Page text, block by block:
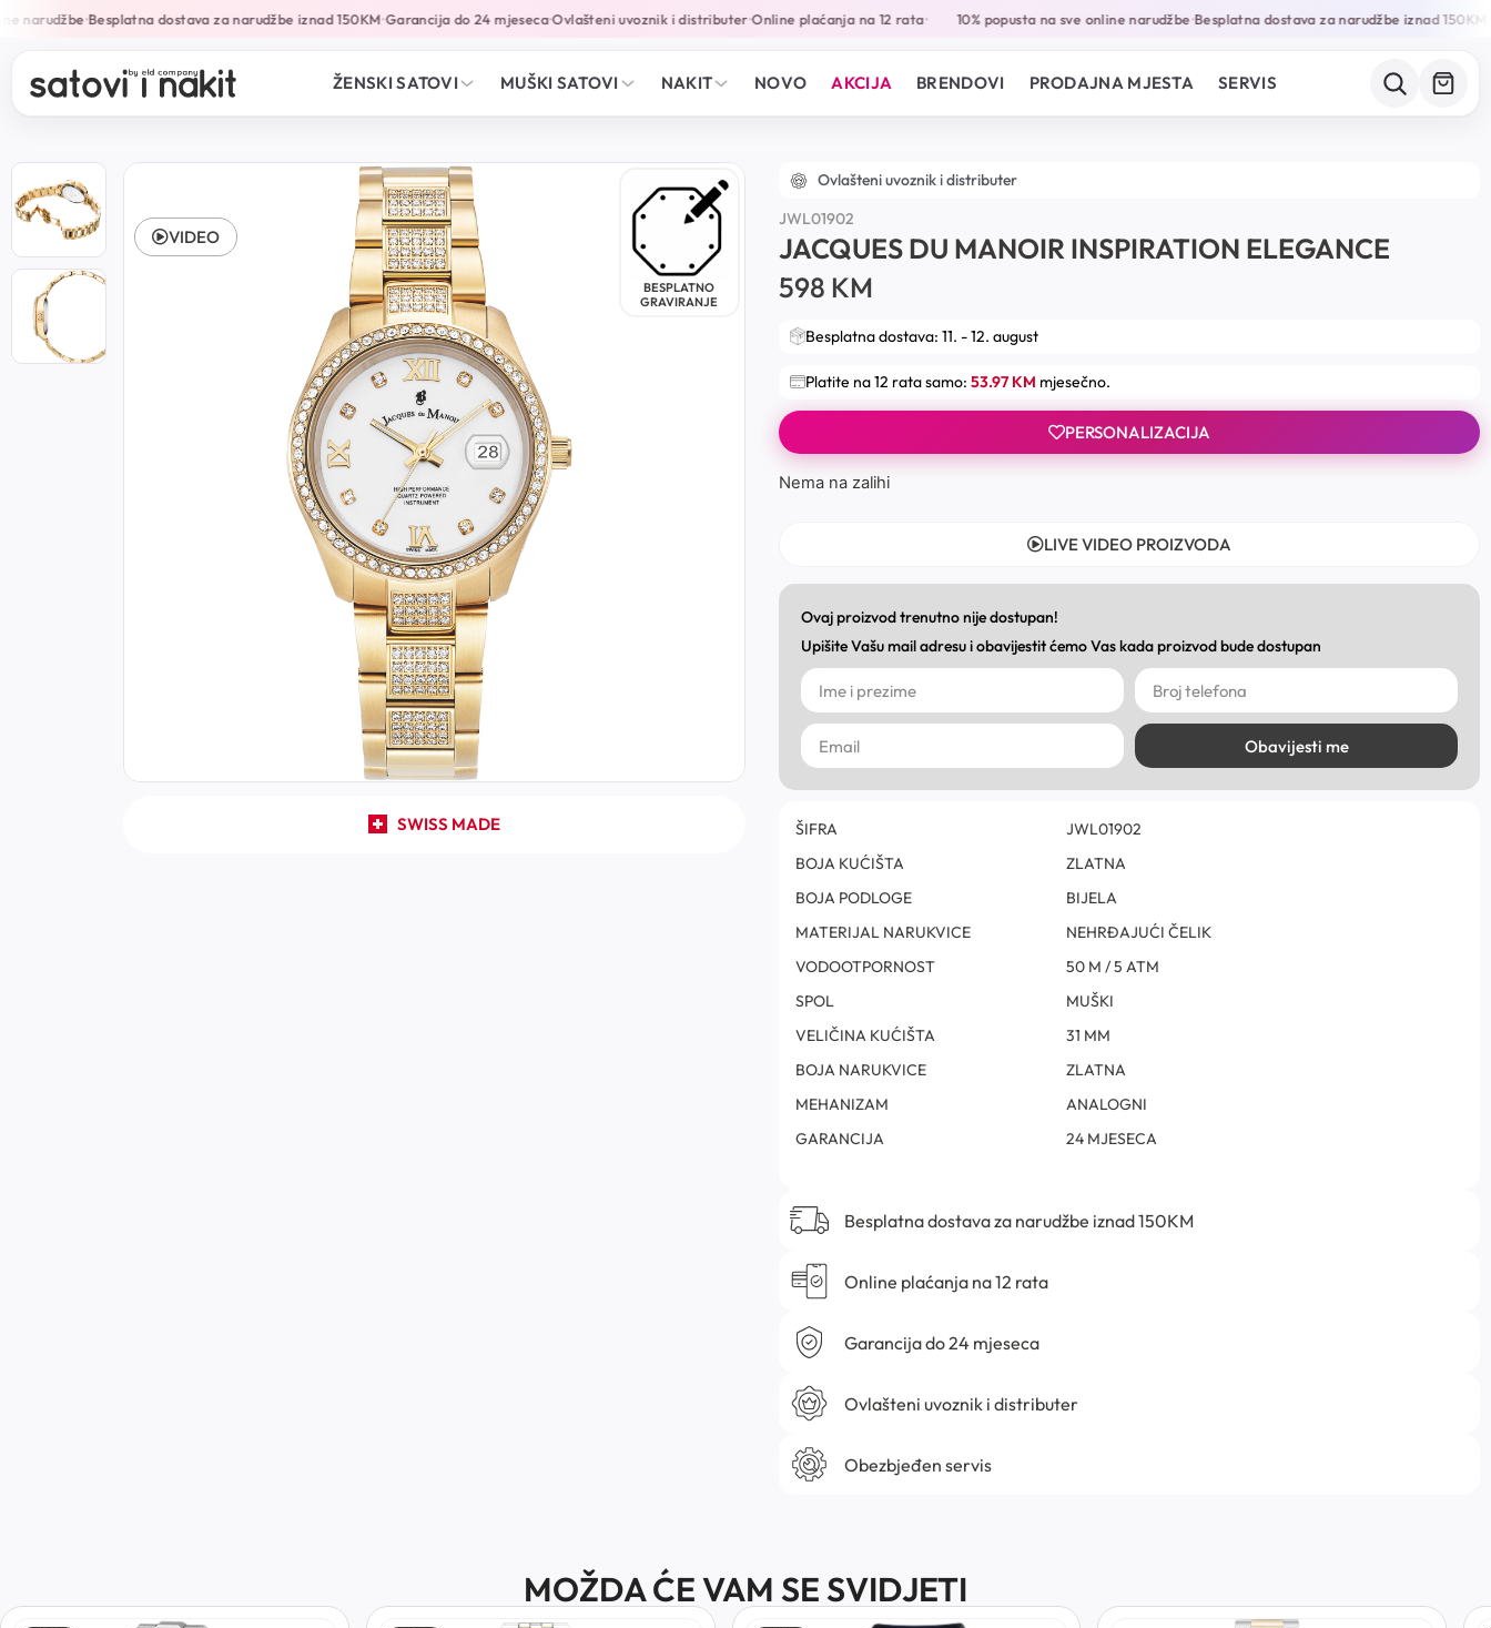
narudžbe•Besplatna dostava za narudžbe iznad 150KM•Garancija do 24 mjeseca•Ovlašteni uvoznik i distributer•Online plaćanja na 12 rata• 10% popusta na sve online narudžbe•Besplatna dostava za narudžbe iznad 150KM •
ŽENSKI SATOVI MUŠKI SATOVI NAKIT NOVO AKCIJA BRENDOVI PRODAJNA MJESTA SERVIS
BESPLATNO
GRAVIRANJE
SWISS MADE
VIDEO
Ovlašteni uvoznik i distributer
JWL01902
JACQUES DU MANOIR INSPIRATION ELEGANCE
598 KM
Besplatna dostava: 11. - 12. august
Platite na 12 rata samo: 53.97 KM mjesečno.
PERSONALIZACIJA
Nema na zalihi
LIVE VIDEO PROIZVODA
Ovaj proizvod trenutno nije dostupan!
Upišite Vašu mail adresu i obavijestit ćemo Vas kada proizvod bude dostupan
Obavijesti me
ŠIFRA
JWL01902
BOJA KUĆIŠTA
ZLATNA
BOJA PODLOGE
BIJELA
MATERIJAL NARUKVICE
NEHRĐAJUĆI ČELIK
VODOOTPORNOST
50 M / 5 ATM
SPOL
MUŠKI
VELIČINA KUĆIŠTA
31 MM
BOJA NARUKVICE
ZLATNA
MEHANIZAM
ANALOGNI
GARANCIJA
24 MJESECA
Besplatna dostava za narudžbe iznad 150KM
Online plaćanja na 12 rata
Garancija do 24 mjeseca
Ovlašteni uvoznik i distributer
Obezbjeđen servis
MOŽDA ĆE VAM SE SVIDJETI